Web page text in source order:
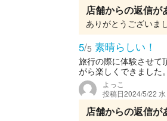
店舗からの返信が
5/5 素晴らしい！
旅行の際に体験させて
がら楽しくできました
よっこ
投稿日2024/5/22 水
店舗からの返信が